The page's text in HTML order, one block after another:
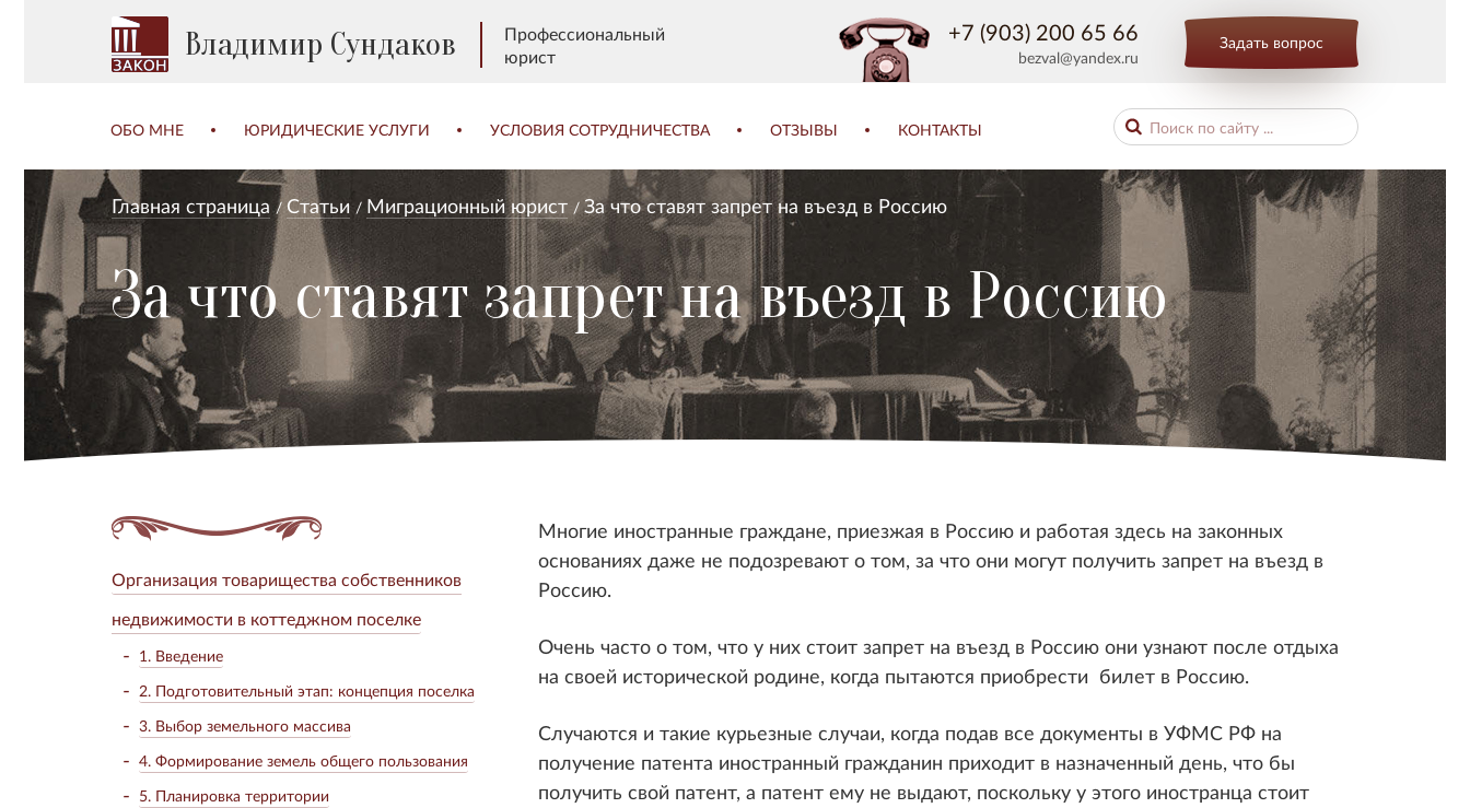
Владимир Сундаков
Профессиональный
юрист
+7 (903) 200 65 66
bezval@yandex.ru
Задать вопрос
ОБО МНЕ ЮРИДИЧЕСКИЕ УСЛУГИ УСЛОВИЯ СОТРУДНИЧЕСТВА ОТЗЫВЫ КОНТАКТЫ
Главная страница Статьи Миграционный юрист За что ставят запрет на въезд в Россию
За что ставят запрет на въезд в Россию
Организация товарищества собственников
недвижимости в коттеджном поселке
1. Введение
2. Подготовительный этап: концепция поселка
3. Выбор земельного массива
4. Формирование земель общего пользования
5. Планировка территории
Многие иностранные граждане, приезжая в Россию и работая здесь на законных
основаниях даже не подозревают о том, за что они могут получить запрет на въезд в
Россию.
Очень часто о том, что у них стоит запрет на въезд в Россию они узнают после отдыха
на своей исторической родине, когда пытаются приобрести билет в Россию.
Случаются и такие курьезные случаи, когда подав все документы в УФМС РФ на
получение патента иностранный гражданин приходит в назначенный день, что бы
получить свой патент, а патент ему не выдают, поскольку у этого иностранца стоит